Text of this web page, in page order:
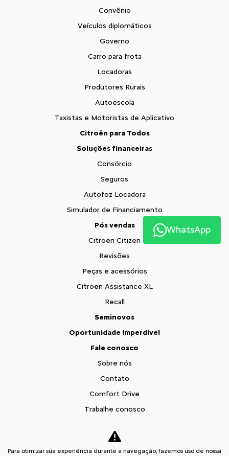
Convênio
Veículos diplomáticos
Governo
Carro para frota
Locadoras
Produtores Rurais
Autoescola
Taxistas e Motoristas de Aplicativo
Citroën para Todos
Soluções financeiras
Consórcio
Seguros
Autofoz Locadora
Simulador de Financiamento
Pós vendas
Citroën Citizen
Revisões
Peças e acessórios
Citroën Assistance XL
Recall
Seminovos
Oportunidade Imperdível
Fale conosco
Sobre nós
Contato
Comfort Drive
Trabalhe conosco
XTR
WhatsApp
Para otimizar sua experiência durante a navegação, fazemos uso de nossa